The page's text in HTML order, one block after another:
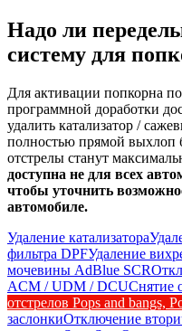
Надо ли
систему для
Для активации попкорна
программной доработки
удалить катализатор /
полностью прямой выхлоп
отстрелы станут
доступна не для всех
чтобы уточнить
автомобиле.
Удаление катализатора
фильтра DPFУдаление
мочевины AdBlue SCR
ACM / UDM / DCUСнятие
отстрелов Pops and bangs,
заслонкиОтключение